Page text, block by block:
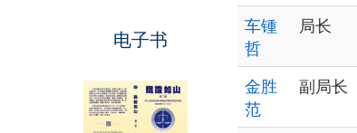
电子书
车锺
哲
局长
金胜
范
副局长